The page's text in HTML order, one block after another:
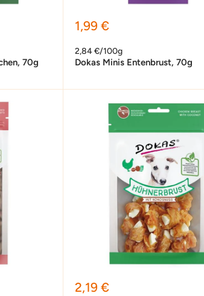
70g
Sonderpreis
1,99 €
2,84 €/100g
Dokas Minis Entenbrust, 70g
Sonderpreis
2,19 €